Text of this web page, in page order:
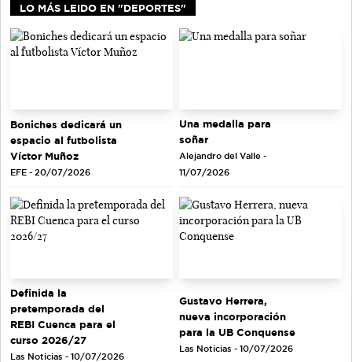
LO MÁS LEIDO EN "DEPORTES"
Boniches dedicará un
espacio al futbolista
Víctor Muñoz
EFE - 20/07/2026
Una medalla para
soñar
Alejandro del Valle -
11/07/2026
Definida la
pretemporada del
REBI Cuenca para el
curso 2026/27
Las Noticias - 10/07/2026
Gustavo Herrera,
nueva incorporación
para la UB Conquense
Las Noticias - 10/07/2026